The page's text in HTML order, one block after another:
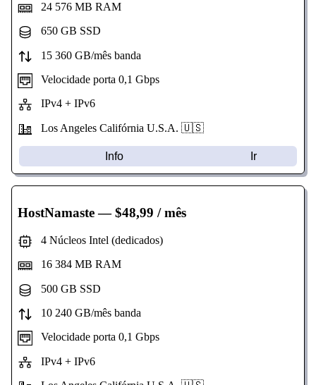
24 576 MB RAM
650 GB SSD
15 360 GB/mês banda
Velocidade porta 0,1 Gbps
IPv4 + IPv6
Los Angeles Califórnia U.S.A. 🇺🇸
Info Ir
HostNamaste— $48,99 / mês
4 Núcleos Intel (dedicados)
16 384 MB RAM
500 GB SSD
10 240 GB/mês banda
Velocidade porta 0,1 Gbps
IPv4 + IPv6